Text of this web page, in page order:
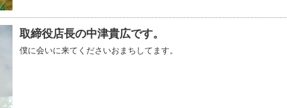
取締役店長の中津貴広です。
僕に会いに来てくださいおまちしてます。